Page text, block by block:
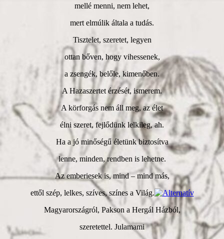
mellé menni, nem lehet,
mert elmúlik általa a tudás.
Tisztelet, szeretet, legyen
ottan bőven, hogy vihessenek,
a zsengék, belőle, kimenőben.
A Hazaszertet érzését, ismerem.
A körforgás nem áll meg, az élet
élni szeret, fejlődünk lelkileg, ah.
Ha a jó minőségű életünk biztosítva
lenne, minden, rendben is lehetne.
Az emberiesek is, mind – mind más,
ettől szép, lelkes, szíves, színes a Világ.
Magyarországról, Pakson a Hergál Házból,
szeretettel. Julamami